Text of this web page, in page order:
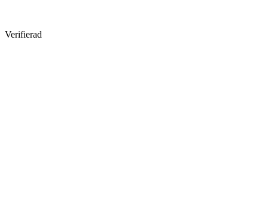
Verifierad